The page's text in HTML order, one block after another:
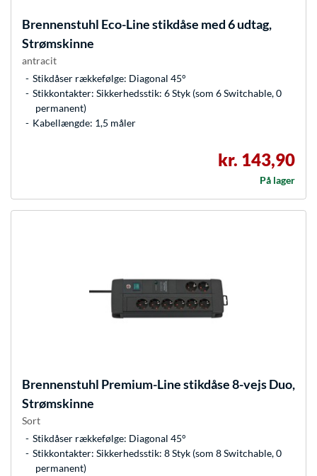
Brennenstuhl Eco-Line stikdåse med 6 udtag,
Strømskinne
antracit
Stikdåser rækkefølge: Diagonal 45°
Stikkontakter: Sikkerhedsstik: 6 Styk (som 6 Switchable, 0
permanent)
Kabellængde: 1,5 måler
kr. 143,90
På lager
Brennenstuhl Premium-Line stikdåse 8-vejs Duo,
Strømskinne
Sort
Stikdåser rækkefølge: Diagonal 45°
Stikkontakter: Sikkerhedsstik: 8 Styk (som 8 Switchable, 0
permanent)